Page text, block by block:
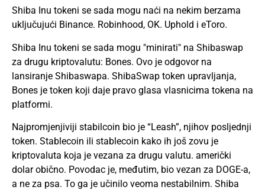
Shiba Inu tokeni se sada mogu naći na nekim berzama
uključujući Binance. Robinhood, OK. Uphold i eToro.
Shiba Inu tokeni se sada mogu "minirati" na Shibaswap
za drugu kriptovalutu: Bones. Ovo je odgovor na
lansiranje Shibaswapa. ShibaSwap token upravljanja,
Bones je token koji daje pravo glasa vlasnicima tokena na
platformi.
Najpromjenjiviji stabilcoin bio je “Leash”, njihov posljednji
token. Stablecoin ili stablecoin kako ih još zovu je
kriptovaluta koja je vezana za drugu valutu. američki
dolar obično. Povodac je, međutim, bio vezan za DOGE-a,
a ne za psa. To ga je učinilo veoma nestabilnim. Shiba